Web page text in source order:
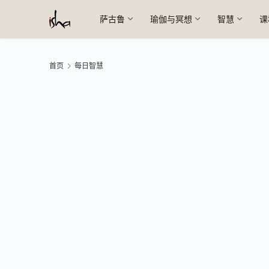
萨古鲁 瑜伽与冥想 智慧
首页 每日智慧